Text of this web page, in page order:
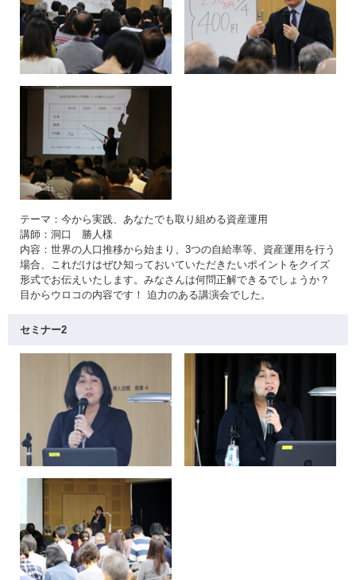
テーマ：今から実践、あなたでも取り組める資産運用
講師：洞口 勝人様
内容：世界の人口推移から始まり、3つの自給率等、資産運用を行う
場合、これだけはぜひ知っておいていただきたいポイントをクイズ
形式でお伝えいたします。みなさんは何問正解できるでしょうか？
目からウロコの内容です！ 迫力のある講演会でした。
セミナー2